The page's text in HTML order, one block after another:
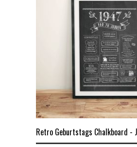
Retro Geburtstags Chalkboard -